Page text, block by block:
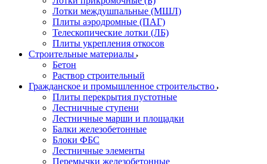
Лотки междушпальные (МШЛ)
Плиты аэродромные (ПАГ)
Телескопические лотки (ЛБ)
Плиты укрепления откосов
Строительные материалы
Бетон
Раствор строительный
Гражданское и промышленное строительство
Плиты перекрытия пустотные
Лестничные ступени
Лестничные марши и площадки
Балки железобетонные
Блоки ФБС
Лестничные элементы
Перемычки железобетонные